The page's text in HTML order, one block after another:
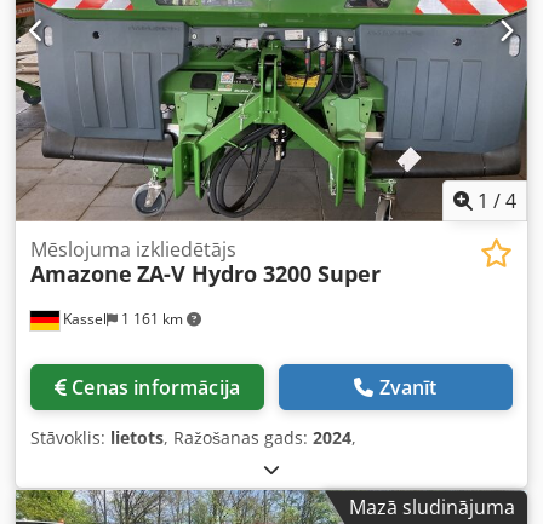
1 /4
Kassel 1 161 km
Mēslojuma izkliedētājs
Amazone ZA-V Hydro 3200 Super
Cenas informācija Zvanīt
Stāvoklis: lietots, Ražošanas gads: 2024,
Mazā sludinājuma